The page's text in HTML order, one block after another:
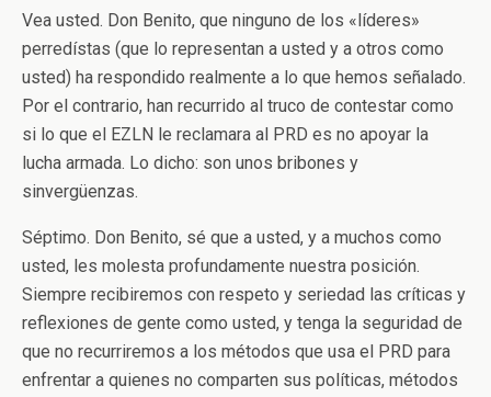
Vea usted. Don Benito, que ninguno de los «líderes»
perredístas (que lo representan a usted y a otros como
usted) ha respondido realmente a lo que hemos señalado.
Por el contrario, han recurrido al truco de contestar como
si lo que el EZLN le reclamara al PRD es no apoyar la
lucha armada. Lo dicho: son unos bribones y
sinvergüenzas.
Séptimo. Don Benito, sé que a usted, y a muchos como
usted, les molesta profundamente nuestra posición.
Siempre recibiremos con respeto y seriedad las críticas y
reflexiones de gente como usted, y tenga la seguridad de
que no recurriremos a los métodos que usa el PRD para
enfrentar a quienes no comparten sus políticas, métodos